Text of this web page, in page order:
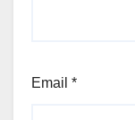
Email *